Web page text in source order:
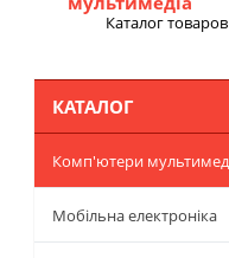
Каталог товаров
КАТАЛОГ
Комп'ютери
Мобільна електроніка